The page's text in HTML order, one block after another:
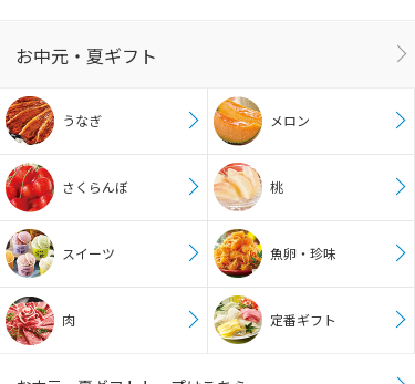
お中元・夏ギフト
うなぎ メロン
さくらんぼ 桃
スイーツ 魚卵・珍味
肉 定番ギフト